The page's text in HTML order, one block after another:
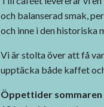
och balanserad smak,
och inne i den historiska
Vi är stolta över att få
upptäcka både kaffet
Öppettider sommaren